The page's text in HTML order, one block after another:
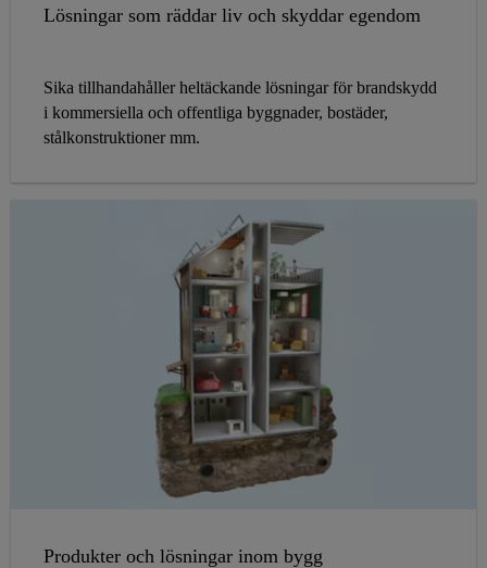
Lösningar som räddar liv och skyddar egendom
Sika tillhandahåller heltäckande lösningar för brandskydd
i kommersiella och offentliga byggnader, bostäder,
stålkonstruktioner mm.
Produkter och lösningar inom bygg